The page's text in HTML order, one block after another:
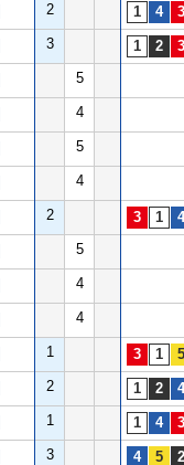
2
3
5
4
5
4
2
5
4
4
1
2
1
3